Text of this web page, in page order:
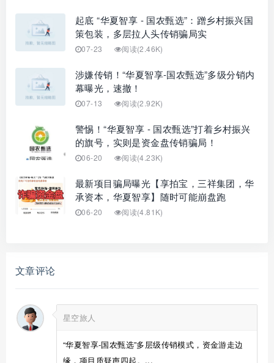
起底 “华夏智享 - 国农甄选”：蹭乡村振兴国
策包装，多层拉人头传销骗局实
07-23 阅读(2.46K)
涉嫌传销！“华夏智享-国农甄选”多级分销内
幕曝光，速撤！
07-13 阅读(2.92K)
警惕！“华夏智享 - 国农甄选”打着乡村振兴
的旗号，实则是资金盘传销骗局！
06-20 阅读(4.23K)
最新项目骗局曝光【享拍宝，三祥集团，华
承资本，华夏智享】随时可能崩盘跑
06-20 阅读(4.81K)
文章评论
星空旅人
“华夏智享-国农甄选”多层级传销模式，资金游走边
缘，项目质疑声四起。...